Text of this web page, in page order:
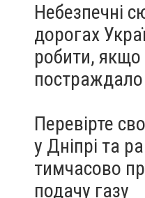
Небезпечні
дорогах
робити, якщо
Перевірте
у Дніпрі та
тимчасово
подачу газу